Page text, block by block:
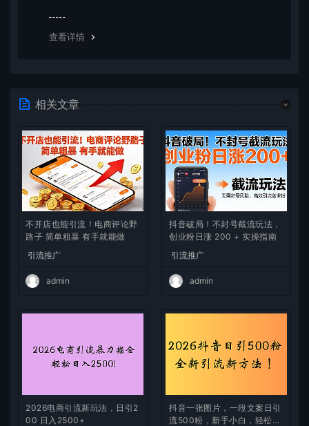
查看详情
相关文章
不开店也能引流！电商评论野
路子 简单粗暴 有手就能做
引流推广
admin
抖音破局！不封号截流玩法，
创业粉日涨 200 + 实操指南
引流推广
admin
2026电商引流新玩法，日引2
00 日入2500+
抖音一张图片，一段文案日引
流500粉，新手小白，轻松上